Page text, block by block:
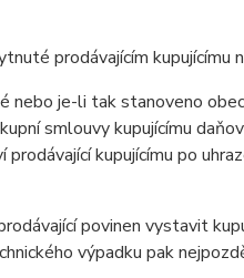
prodávajícím kupujícímu
je-li tak stanoveno
smlouvy kupujícímu
kupujícímu po
povinen vystavit
výpadku pak